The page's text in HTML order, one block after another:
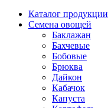
Каталог продукции
Семена овощей
Баклажан
Бахчевые
Бобовые
Брюква
Дайкон
Кабачок
Капуста